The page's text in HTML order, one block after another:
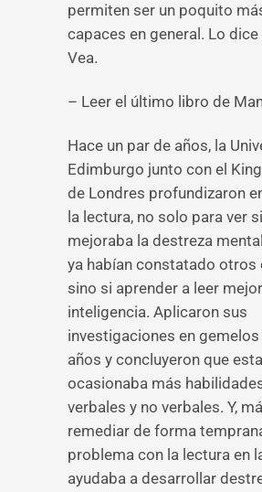
permiten ser un poquito
capaces en general. Lo dice
Vea.
– Leer el último libro de
Hace un par de años, la
Edimburgo junto con el
de Londres profundizaron
la lectura, no solo para ver
mejoraba la destreza
ya habían constatado otros
sino si aprender a leer
inteligencia. Aplicaron sus
investigaciones en gemelos
años y concluyeron que
ocasionaba más
verbales y no verbales. Y,
remediar de forma
problema con la lectura en
ayudaba a desarrollar